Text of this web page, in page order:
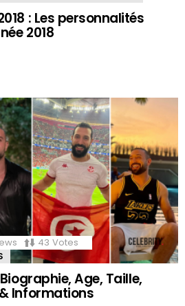
: Les personnalités
2018
43 Votes
Age, Taille,
Informations